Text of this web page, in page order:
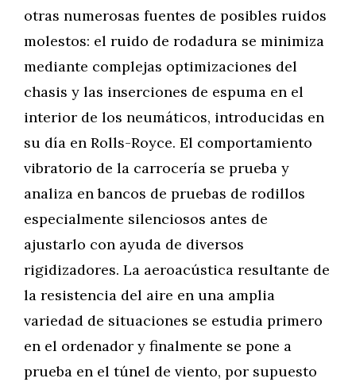
otras numerosas fuentes de posibles ruidos
molestos: el ruido de rodadura se minimiza
mediante complejas optimizaciones del
chasis y las inserciones de espuma en el
interior de los neumáticos, introducidas en
su día en Rolls-Royce. El comportamiento
vibratorio de la carrocería se prueba y
analiza en bancos de pruebas de rodillos
especialmente silenciosos antes de
ajustarlo con ayuda de diversos
rigidizadores. La aeroacústica resultante de
la resistencia del aire en una amplia
variedad de situaciones se estudia primero
en el ordenador y finalmente se pone a
prueba en el túnel de viento, por supuesto